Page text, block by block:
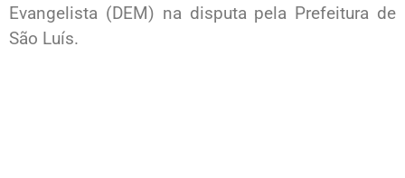
Evangelista (DEM) na disputa pela Prefeitura de
São Luís.